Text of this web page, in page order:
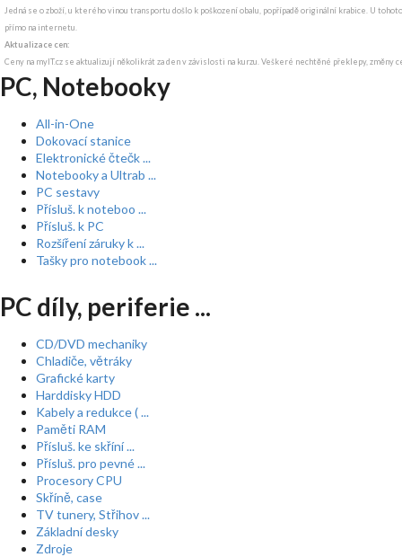
Jedná se o zboží, u kterého vinou transportu došlo k poškození obalu, popřípadě originální krabice. U
přímo na internetu.
Aktualizace cen:
Ceny na myIT.cz se aktualizují několikrát za den v závislosti na kurzu. Veškeré nechtěné překlepy, změny
PC, Notebooky
All-in-One
Dokovací stanice
Elektronické čtečk ...
Notebooky a Ultrab ...
PC sestavy
Přísluš. k noteboo ...
Přísluš. k PC
Rozšíření záruky k ...
Tašky pro notebook ...
PC díly, periferie ...
CD/DVD mechaniky
Chladiče, větráky
Grafické karty
Harddisky HDD
Kabely a redukce ( ...
Paměti RAM
Přísluš. ke skříní ...
Přísluš. pro pevné ...
Procesory CPU
Skříně, case
TV tunery, Střihov ...
Základní desky
Zdroje